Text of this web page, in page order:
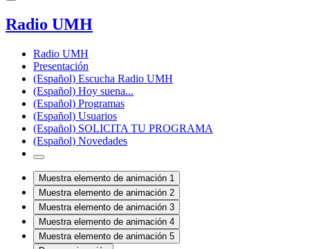
Radio UMH
Radio UMH
Presentación
(Español) Escucha Radio UMH
(Español) Hoy suena...
(Español) Programas
(Español) Usuarios
(Español) SOLICITA TU PROGRAMA
(Español) Novedades
Muestra elemento de animación 1
Muestra elemento de animación 2
Muestra elemento de animación 3
Muestra elemento de animación 4
Muestra elemento de animación 5